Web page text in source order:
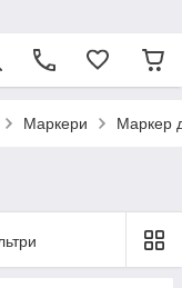
Маркери Маркер